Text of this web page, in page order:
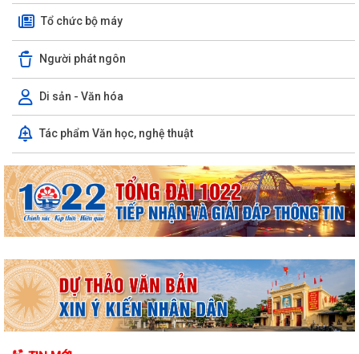
Tổ chức bộ máy
Người phát ngôn
Di sản - Văn hóa
Tác phẩm Văn học, nghệ thuật